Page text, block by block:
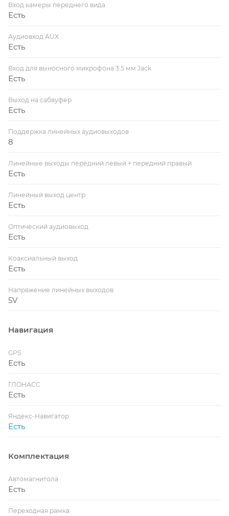
Вход камеры переднего вида
Есть
Аудиовход AUX
Есть
Вход для выносного микрофона 3.5 мм Jack
Есть
Выход на сабвуфер
Есть
Поддержка линейных аудиовыходов
8
Линейные выходы передний левый + передний правый
Есть
Линейный выход центр
Есть
Оптический аудиовыход
Есть
Коаксиальный выход
Есть
Напряжение линейных выходов
5V
Навигация
GPS
Есть
ГЛОНАСС
Есть
Яндекс-Навигатор
Есть
Комплектация
Автомагнитола
Есть
Переходная рамка